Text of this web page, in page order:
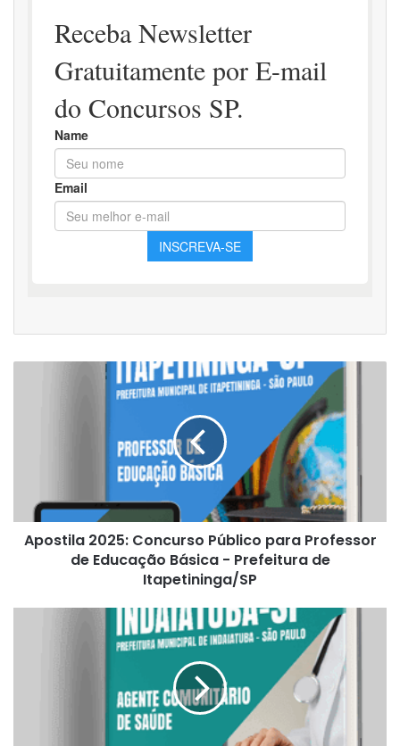
Educação
Básica
Apostila 2025: Concurso Público para Professor
de Educação Básica - Prefeitura de
Itapetininga/SP